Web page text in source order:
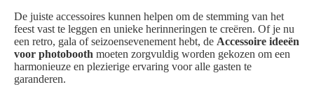
De juiste accessoires kunnen helpen om de stemming van het
feest vast te leggen en unieke herinneringen te creëren. Of je nu
een retro, gala of seizoensevenement hebt, de Accessoire ideeën
voor photobooth moeten zorgvuldig worden gekozen om een
harmonieuze en plezierige ervaring voor alle gasten te
garanderen.